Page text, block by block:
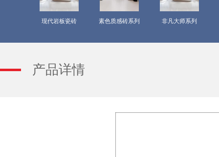
现代岩板瓷砖 素色质感砖系列 非凡大师系列
产品详情